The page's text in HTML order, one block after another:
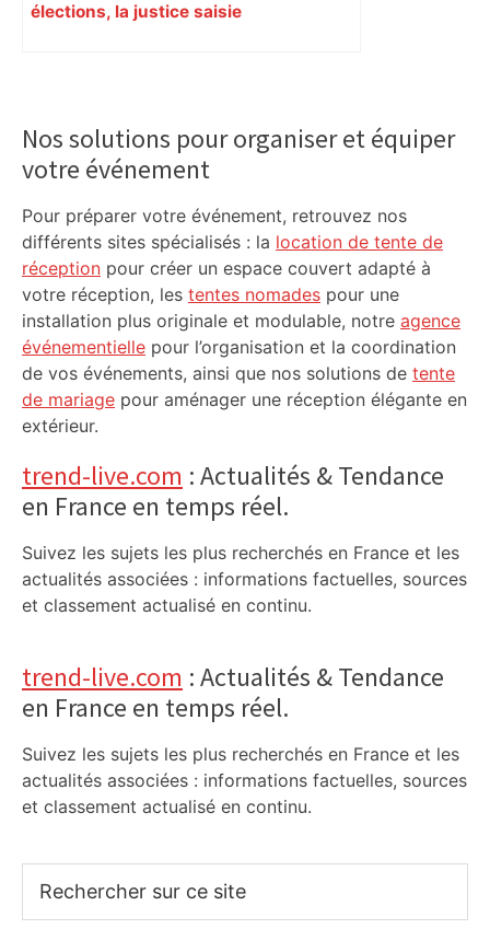
élections, la justice saisie
Sidebar
Nos solutions pour organiser et équiper
votre événement
Pour préparer votre événement, retrouvez nos
différents sites spécialisés : la location de tente de
réception pour créer un espace couvert adapté à
votre réception, les tentes nomades pour une
installation plus originale et modulable, notre agence
événementielle pour l’organisation et la coordination
de vos événements, ainsi que nos solutions de tente
de mariage pour aménager une réception élégante en
extérieur.
trend-live.com : Actualités & Tendance
en France en temps réel.
Suivez les sujets les plus recherchés en France et les
actualités associées : informations factuelles, sources
et classement actualisé en continu.
trend-live.com : Actualités & Tendance
en France en temps réel.
Suivez les sujets les plus recherchés en France et les
actualités associées : informations factuelles, sources
et classement actualisé en continu.
sur